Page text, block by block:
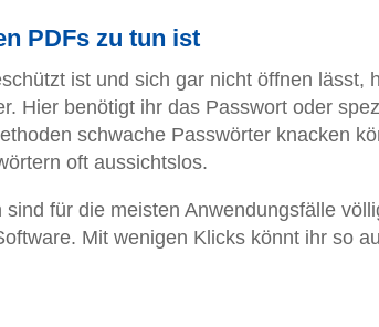
PDFs zu tun ist
ist und sich gar nicht öffnen lässt,
Hier benötigt ihr das Passwort oder
schwache Passwörter knacken
oft aussichtslos.
für die meisten Anwendungsfälle
Mit wenigen Klicks könnt ihr so